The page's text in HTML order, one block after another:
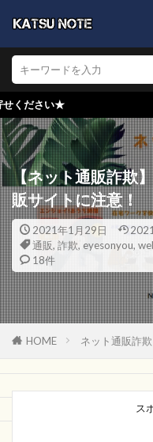
【ネット通販詐欺
販サイトに注意！
2021年1月29日
通販, 詐欺, eyesonyou,
18件
HOME ネット通販詐欺
ス